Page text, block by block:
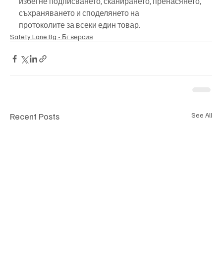
съхраняването и споделянето на
протоколите за всеки един товар.
Safety Lane Bg - Бг версия
Recent Posts See All